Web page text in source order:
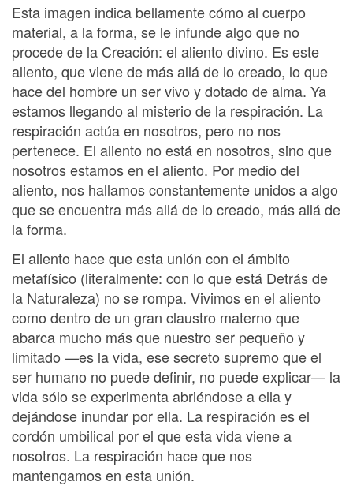
Esta imagen indica bellamente cómo al cuerpo
material, a la forma, se le infunde algo que no
procede de la Creación: el aliento divino. Es este
aliento, que viene de más allá de lo creado, lo que
hace del hombre un ser vivo y dotado de alma. Ya
estamos llegando al misterio de la respiración. La
respiración actúa en nosotros, pero no nos
pertenece. El aliento no está en nosotros, sino que
nosotros estamos en el aliento. Por medio del
aliento, nos hallamos constantemente unidos a algo
que se encuentra más allá de lo creado, más allá de
la forma.
El aliento hace que esta unión con el ámbito
metafísico (literalmente: con lo que está Detrás de
la Naturaleza) no se rompa. Vivimos en el aliento
como dentro de un gran claustro materno que
abarca mucho más que nuestro ser pequeño y
limitado —es la vida, ese secreto supremo que el
ser humano no puede definir, no puede explicar— la
vida sólo se experimenta abriéndose a ella y
dejándose inundar por ella. La respiración es el
cordón umbilical por el que esta vida viene a
nosotros. La respiración hace que nos
mantengamos en esta unión.